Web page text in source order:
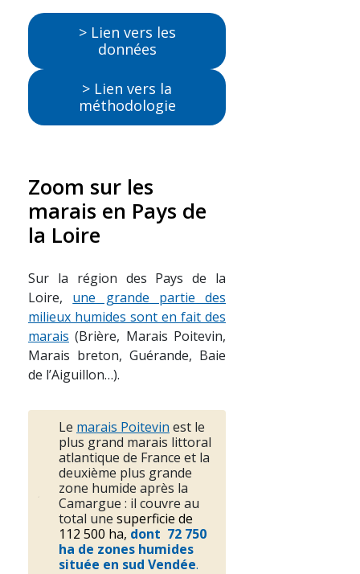
> Lien vers les
données
> Lien vers la
méthodologie
Zoom sur les
marais en Pays de
la Loire
Sur la région des Pays de la
Loire, une grande partie des
milieux humides sont en fait des
marais (Brière, Marais Poitevin,
Marais breton, Guérande, Baie
de l’Aiguillon…).
Le marais Poitevin est le
plus grand marais littoral
atlantique de France et la
deuxième plus grande
zone humide après la
Camargue : il couvre au
total une superficie de
112 500 ha, dont 72 750
ha de zones humides
située en sud Vendée.